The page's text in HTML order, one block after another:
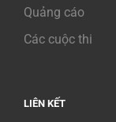
Quảng cáo
Các cuộc thi
LIÊN KẾT